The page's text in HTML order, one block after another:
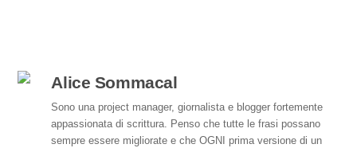
b
o
o
dI
n
vi
di
Alice Sommacal
Sono una project manager, giornalista e blogger fortemente
appassionata di scrittura. Penso che tutte le frasi possano
sempre essere migliorate e che OGNI prima versione di un